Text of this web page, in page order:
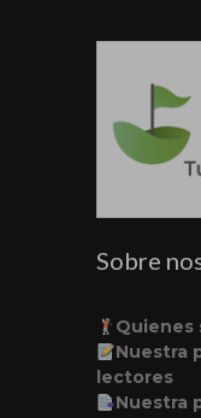
Sobre
Quienes
Nuestra
lectores
Nuestra